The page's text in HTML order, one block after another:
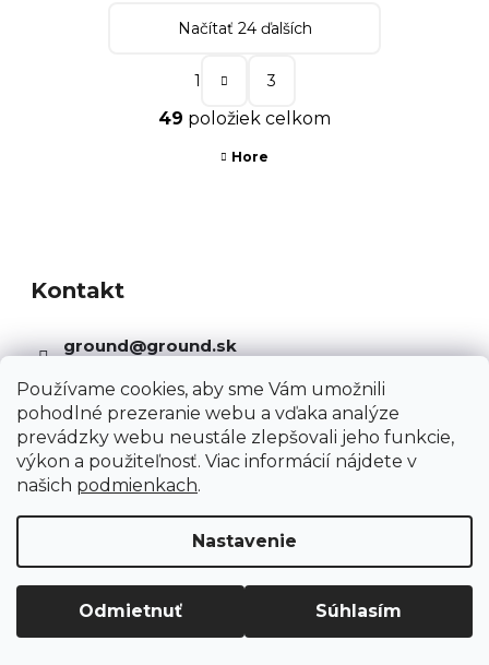
Používame cookies, aby sme Vám umožnili
pohodlné prezeranie webu a vďaka analýze
prevádzky webu neustále zlepšovali jeho funkcie,
výkon a použiteľnosť. Viac informácií nájdete v
našich podmienkach.
Nastavenie
Odmietnuť Súhlasím
O
l
e
p
r
v
k
v
ý
p
Načítať 24 ďalších
r
á
i
e
1 3
49 položiek celkom
Hore
t
Kontakt
ground@ground.sk
+421948790234
Informácie pre Vás